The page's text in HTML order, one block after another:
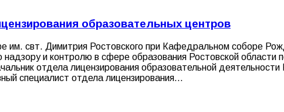
образовательных центров
им. свт. Димитрия Ростовского при Кафедральном соборе
и контролю в сфере образования Ростовской области
отдела лицензирования образовательной
специалист отдела лицензирования…